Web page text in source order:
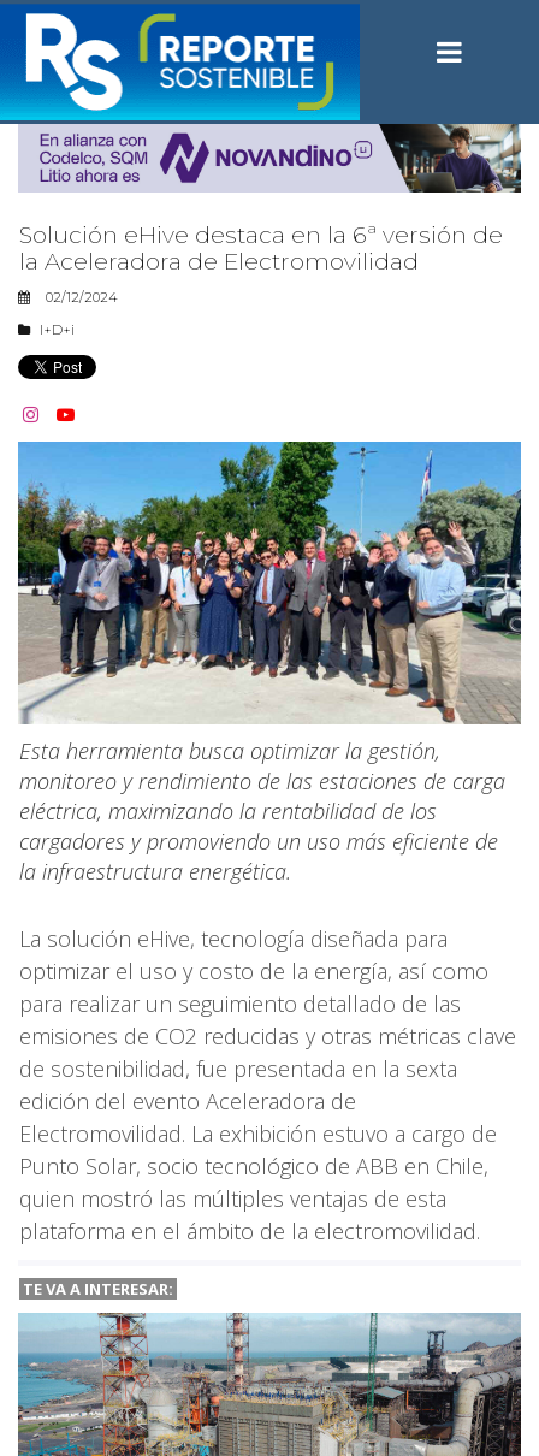
Solución eHive destaca en la 6ª versión de
la Aceleradora de Electromovilidad
02/12/2024
I+D+i
 
Esta herramienta busca optimizar la gestión,
monitoreo y rendimiento de las estaciones de carga
eléctrica, maximizando la rentabilidad de los
cargadores y promoviendo un uso más eficiente de
la infraestructura energética.
La solución eHive, tecnología diseñada para
optimizar el uso y costo de la energía, así como
para realizar un seguimiento detallado de las
emisiones de CO2 reducidas y otras métricas clave
de sostenibilidad, fue presentada en la sexta
edición del evento Aceleradora de
Electromovilidad. La exhibición estuvo a cargo de
Punto Solar, socio tecnológico de ABB en Chile,
quien mostró las múltiples ventajas de esta
plataforma en el ámbito de la electromovilidad.
TE VA A INTERESAR: